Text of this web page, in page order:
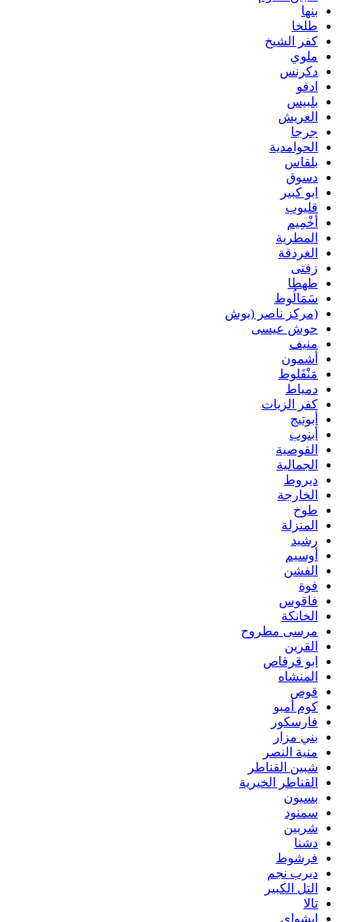
بنها
طلخا
كفر الشيخ
ملوي
دكرنس
ادفو
بلبيس
العريش
جرجا
الحوامدية
بلقاس
دسوق
ابو كبير
قليوب
أخْمِيم
المطرية
الغردقة
زفتى
طهطا
سَمَالُوط
(مركز ناصر (بوش
حوش عيسى
منيف
أشمون
مَنْفَلوط
دمياط
كفر الزيات
أبوتيج
أبنوب
القوصية
الجمالية
ديروط
الخارجة
طوخ
المنزلة
رشيد
أوسيم
الفشن
فوة
فاقوس
الخانكة
مرسى مطروح
القرين
ابو قرقاص
المنشاه
قوص
كوم أمبو
فارسكور
بني مزار
منية النصر
شبين القناطر
القناطر الخيرية
بسيون
سمنود
شربين
دشنا
فرشوط
ديرب نجم
التل الكبير
تالا
ابشواى